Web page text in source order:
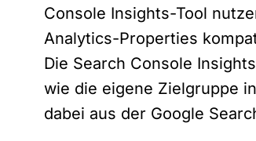
Console Insights-Tool
Analytics-Properties
Die Search Console
wie die eigene Zielgruppe
dabei aus der Google